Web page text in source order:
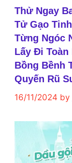
Thử Ngay
Tử Gạo
Từng Ngóc
Lấy Đi Toàn
Bồng Bềnh
Quyến Rũ
16/11/2024 by